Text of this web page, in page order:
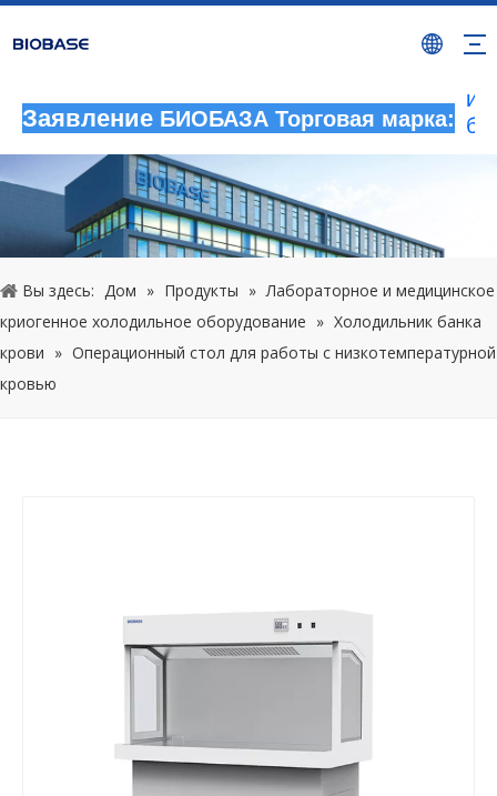
Заявление БИОБАЗА Торговая марка:
Вы здесь: Дом » Продукты » Лабораторное и медицинское
криогенное холодильное оборудование » Холодильник банка
крови » Операционный стол для работы с низкотемпературной
кровью